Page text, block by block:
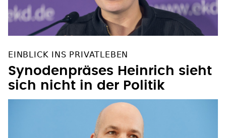
EINBLICK INS PRIVATLEBEN
Synodenpräses Heinrich sieht
sich nicht in der Politik